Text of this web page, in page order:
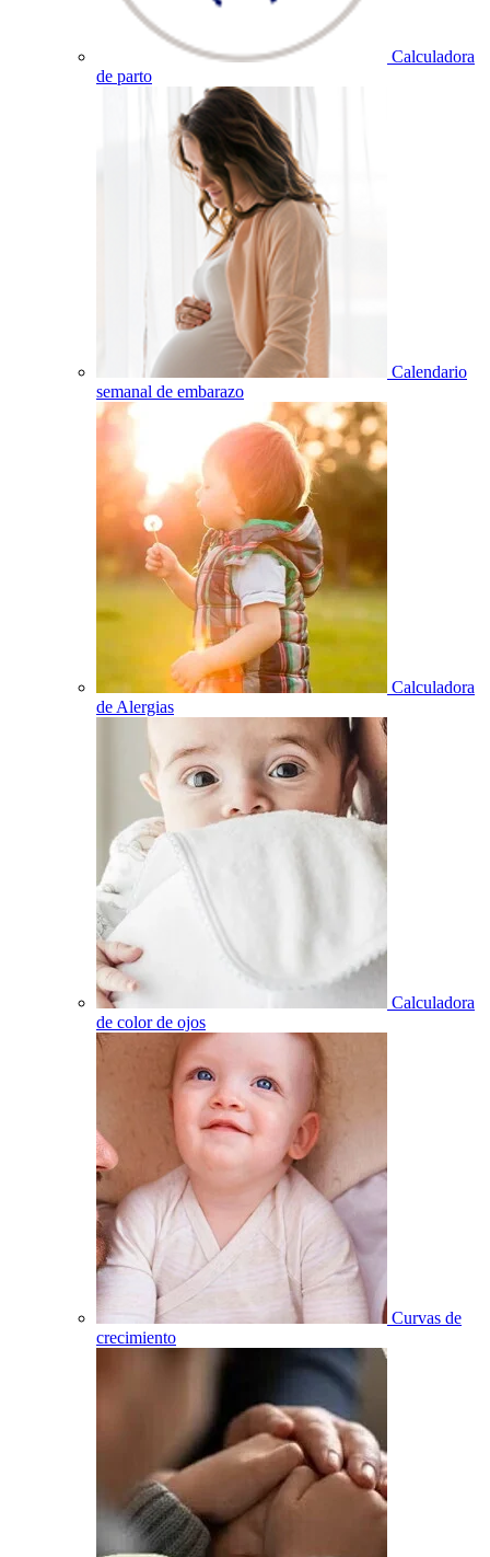
Calculadora
de parto
Calendario
semanal de embarazo
Calculadora
de Alergias
Calculadora
de color de ojos
Curvas de
crecimiento